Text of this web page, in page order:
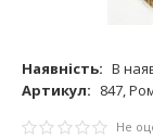
Наявність: В
Артикул: 847,
Не